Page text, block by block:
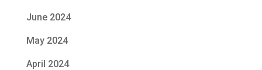
June 2024
May 2024
April 2024